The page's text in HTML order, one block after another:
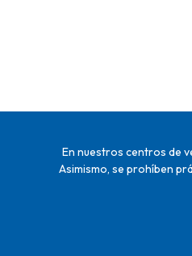
En nuestros centros de
Asimismo, se prohíben